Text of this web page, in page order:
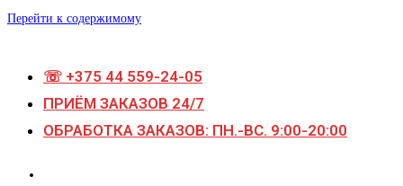
Перейти к содержимому
☏ +375 44 559-24-05
ПРИЁМ ЗАКАЗОВ 24/7
ОБРАБОТКА ЗАКАЗОВ: ПН.-ВС. 9:00-20:00